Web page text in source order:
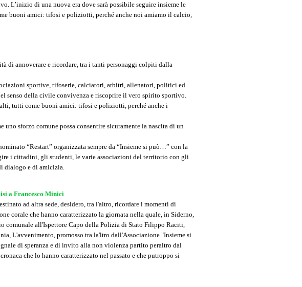
L’inizio di una nuova era dove sarà possibile seguire insieme le
buoni amici: tifosi e poliziotti, perché anche noi amiamo il calcio,
di annoverare e ricordare, tra i tanti personaggi colpiti dalla
sportive, tifoserie, calciatori, arbitri, allenatori, politici ed
senso della civile convivenza e riscoprire il vero spirito sportivo.
tutti come buoni amici: tifosi e poliziotti, perché anche i
sforzo comune possa consentire sicuramente la nascita di un
“Restart” organizzata sempre da “Insieme si può…” con la
i cittadini, gli studenti, le varie associazioni del territorio con gli
dialogo e di amicizia.
a Francesco Minici
ad altra sede, desidero, tra l'altro, ricordare i momenti di
corale che hanno caratterizzato la giornata nella quale, in Siderno,
comunale all'Ispettore Capo della Polizia di Stato Filippo Raciti,
L'avvenimento, promosso tra la'ltro dall'Associazione "Insieme si
di speranza e di invito alla non violenza partito peraltro dal
che lo hanno caratterizzato nel passato e che putroppo si